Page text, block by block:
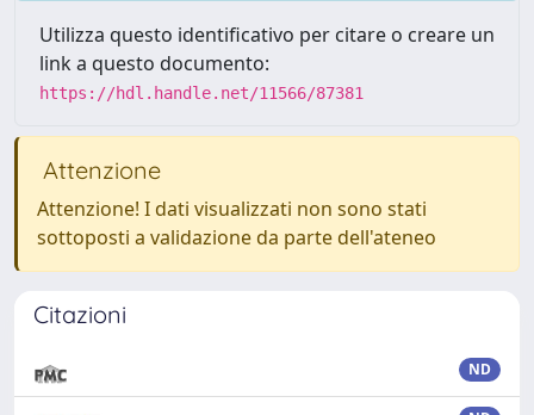
Utilizza questo identificativo per citare o creare un
link a questo documento:
https://hdl.handle.net/11566/87381
Attenzione
Attenzione! I dati visualizzati non sono stati
sottoposti a validazione da parte dell'ateneo
Citazioni
ND